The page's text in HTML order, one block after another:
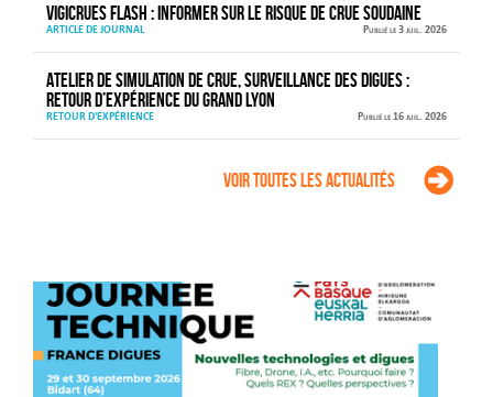
VIGICRUES FLASH : informer sur le risque de crue soudaine
ARTICLE DE JOURNAL Publié le 3 juil. 2026
Atelier de simulation de crue, surveillance des digues :
retour d’expérience du Grand Lyon
RETOUR D'EXPÉRIENCE Publié le 16 juil. 2026
Voir toutes les actualités